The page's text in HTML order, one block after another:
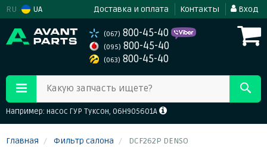
RU UA Доставка и оплата Контакты Вход
(067) 800-45-40
(095) 800-45-40
(063) 800-45-40
Какую запчасть ищете?
Например: насос ГУР Туксон, 06H905601A
Главная Фильтр салона DCF262P DENSO